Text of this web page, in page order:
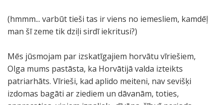
(hmmm... varbūt tieši tas ir viens no iemesliem, kamdēļ
man šī zeme tik dziļi sirdī iekritusi?)
Mēs jūsmojam par izskatīgajiem horvātu vīriešiem,
Olga mums pastāsta, ka Horvātijā valda izteikts
patriarhāts. Vīrieši, kad aplido meiteni, nav sevišķi
izdomas bagāti ar ziediem un dāvanām, toties,